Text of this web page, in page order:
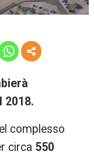
re
2018.
complesso
circa 550